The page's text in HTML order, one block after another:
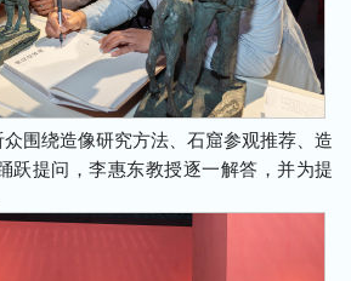
围绕造像研究方法、石窟参观推荐、造
跃提问，李惠东教授逐一解答，并为提